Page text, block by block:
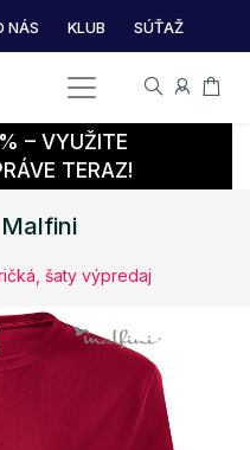
NÁS KLUB SÚŤAŽ
– VYUŽITE
TERAZ!
šaty výpredaj